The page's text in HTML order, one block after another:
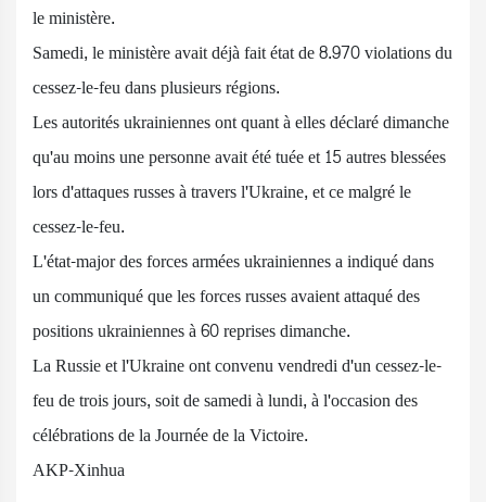
le ministère.
Samedi, le ministère avait déjà fait état de 8.970 violations du
cessez-le-feu dans plusieurs régions.
Les autorités ukrainiennes ont quant à elles déclaré dimanche
qu'au moins une personne avait été tuée et 15 autres blessées
lors d'attaques russes à travers l'Ukraine, et ce malgré le
cessez-le-feu.
L'état-major des forces armées ukrainiennes a indiqué dans
un communiqué que les forces russes avaient attaqué des
positions ukrainiennes à 60 reprises dimanche.
La Russie et l'Ukraine ont convenu vendredi d'un cessez-le-
feu de trois jours, soit de samedi à lundi, à l'occasion des
célébrations de la Journée de la Victoire.
AKP-Xinhua